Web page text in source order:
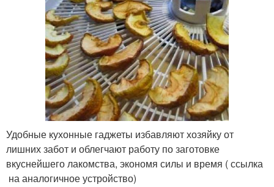
Удобные кухонные гаджеты избавляют хозяйку от
лишних забот и облегчают работу по заготовке
вкуснейшего лакомства, экономя силы и время ( ссылка
на аналогичное устройство)